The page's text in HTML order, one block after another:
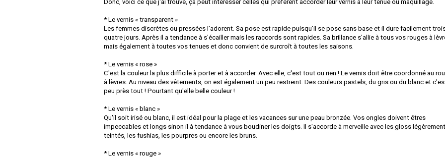
Donc, voici ce que j'ai trouvé, ça peut intéresser celles qui préfèrent accorder leur vernis a leur tenue ou maquillage.
* Le vernis « transparent »
Les femmes discrètes ou pressées l'adorent. Sa pose est rapide puisqu'il se pose sans base et il dure facilement
quatre jours. Après il a tendance à s'écailler mais les raccords sont rapides. Sa brillance s'allie à tous vos rouges à
mais également à toutes vos tenues et donc convient de surcroît à toutes les saisons.
* Le vernis « rose »
C'est la couleur la plus difficile à porter et à accorder. Avec elle, c'est tout ou rien ! Le vernis doit être coordonné au
à lèvres. Au niveau des vêtements, on est également un peu restreint. Des couleurs pastels, du gris ou du blanc et
peu près tout ! Pourtant qu'elle belle couleur !
* Le vernis « blanc »
Qu'il soit irisé ou blanc, il est idéal pour la plage et les vacances sur une peau bronzée. Vos ongles doivent êtres
impeccables et longs sinon il à tendance à vous boudiner les doigts. Il s'accorde à merveille avec les gloss légèrement
teintés, les fushias, les pourpres ou encore les bruns.
* Le vernis « rouge »